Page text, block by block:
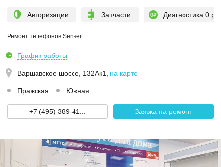
Авторизации Запчасти Диагностика 0
Ремонт телефонов Senseit
График работы
Варшавское шоссе, 132Ак1 на карте
Пражская Южная
+7 (495) 389-41... Заявка на ремонт